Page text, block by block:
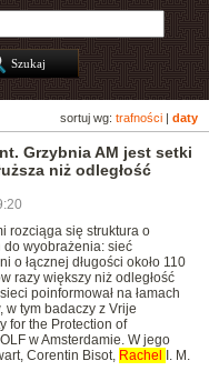
sortuj wg: trafności daty
Grzybnia AM jest setki
niż odległość
rozciąga się struktura o
wyobrażenia: sieć
o łącznej długości około 110
razy większy niż odległość
poinformował na łamach
w tym badaczy z Vrije
for the Protection of
w Amsterdamie. W jego
Corentin Bisot, Rachel
I. M.